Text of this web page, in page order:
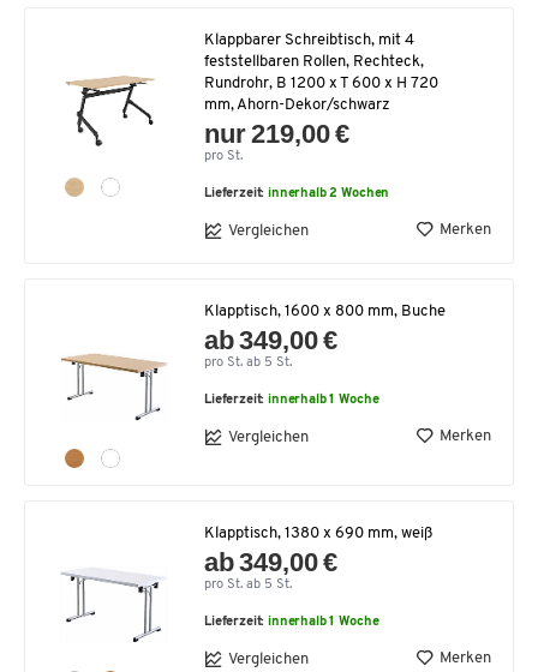
Klappbarer Schreibtisch, mit 4
feststellbaren Rollen, Rechteck,
Rundrohr, B 1200 x T 600 x H 720
mm, Ahorn-Dekor/schwarz
nur 219,00 €
pro St.
Lieferzeit:innerhalb 2 Wochen
Vergleichen Merken
Klapptisch, 1600 x 800 mm, Buche
ab 349,00 €
pro St. ab 5 St.
Lieferzeit:innerhalb 1 Woche
Vergleichen Merken
Klapptisch, 1380 x 690 mm, weiß
ab 349,00 €
pro St. ab 5 St.
Lieferzeit:innerhalb 1 Woche
Vergleichen Merken